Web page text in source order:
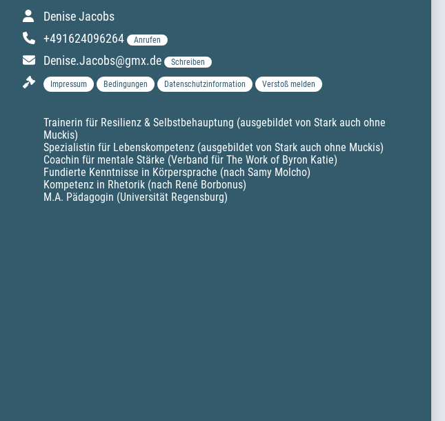
Denise Jacobs
+491624096264
Anrufen
Denise.Jacobs@gmx.de Schreiben
Impressum Bedingungen Datenschutzinformation Verstoß melden
Trainerin für Resilienz & Selbstbehauptung (ausgebildet von Stark auch ohne
Muckis)
Spezialistin für Lebenskompetenz (ausgebildet von Stark auch ohne Muckis)
Coachin für mentale Stärke (Verband für The Work of Byron Katie)
Fundierte Kenntnisse in Körpersprache (nach Samy Molcho)
Kompetenz in Rhetorik (nach René Borbonus)
M.A. Pädagogin (Universität Regensburg)